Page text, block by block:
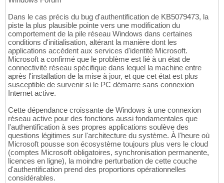
Dans le cas précis du bug d'authentification de KB5079473, la
piste la plus plausible pointe vers une modification du
comportement de la pile réseau Windows dans certaines
conditions d'initialisation, altérant la manière dont les
applications accèdent aux services d'identité Microsoft.
Microsoft a confirmé que le problème est lié à un état de
connectivité réseau spécifique dans lequel la machine entre
après l'installation de la mise à jour, et que cet état est plus
susceptible de survenir si le PC démarre sans connexion
Internet active.
Cette dépendance croissante de Windows à une connexion
réseau active pour des fonctions aussi fondamentales que
l'authentification à ses propres applications soulève des
questions légitimes sur l'architecture du système. À l'heure où
Microsoft pousse son écosystème toujours plus vers le cloud
(comptes Microsoft obligatoires, synchronisation permanente,
licences en ligne), la moindre perturbation de cette couche
d'authentification prend des proportions opérationnelles
considérables.